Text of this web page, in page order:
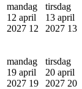
mandag
12 april
2027 12
tirsdag
13 april
2027 13
mandag
19 april
2027 19
tirsdag
20 april
2027 20